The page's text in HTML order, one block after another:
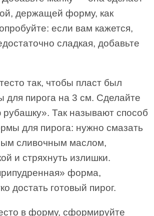
держащей форму, как
если вам кажется,
сладкая, добавьте
так, чтобы пласт был
пирога на 3 см. Сделайте
Так называют способ
для пирога: нужно смазать
сливочным маслом,
и стряхнуть излишки.
форма,
достать готовый пирог.
в форму, сформируйте